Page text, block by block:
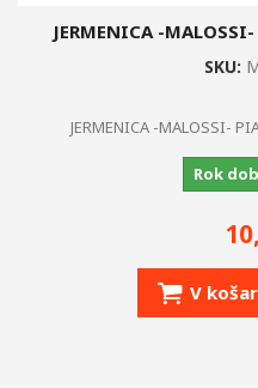
JERMENICA -
SKU:
JERMENICA -MALOSSI-
Rok
V